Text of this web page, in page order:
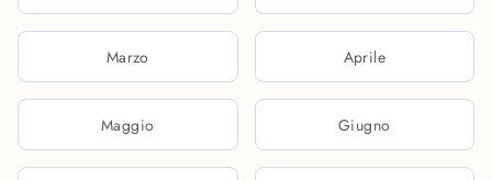
Marzo Aprile
Maggio Giugno